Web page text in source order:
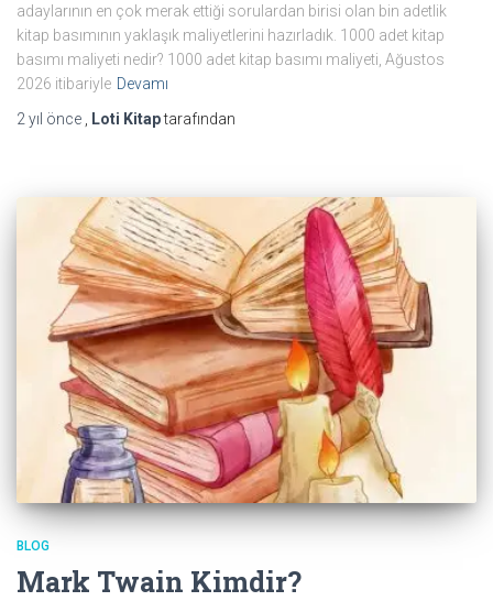
adaylarının en çok merak ettiği sorulardan birisi olan bin adetlik
kitap basımının yaklaşık maliyetlerini hazırladık. 1000 adet kitap
basımı maliyeti nedir? 1000 adet kitap basımı maliyeti, Ağustos
2026 itibariyle Devamı
2 yıl önce Loti Kitaptarafından
BLOG
Mark Twain Kimdir?